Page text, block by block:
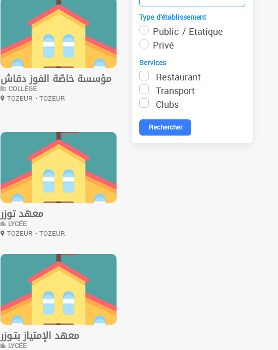
مؤسسة خاصّة الفوز دقاش
COLLÈGE
TOZEUR • TOZEUR
معهد توزر
LYCÉE
TOZEUR • TOZEUR
معهد الإمتياز بتـوزر
LYCÉE
Type d'établissement
Public / Etatique
Privé
Services
Restaurant
Transport
Clubs
Rechercher